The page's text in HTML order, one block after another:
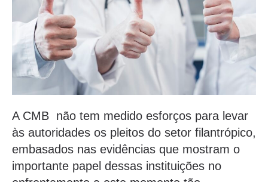
A CMB não tem medido esforços para levar
às autoridades os pleitos do setor filantrópico,
embasados nas evidências que mostram o
importante papel dessas instituições no